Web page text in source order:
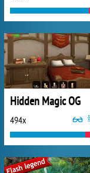
Hidden Magic OG
494x